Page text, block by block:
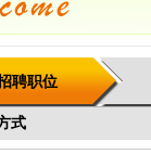
聘职位
式